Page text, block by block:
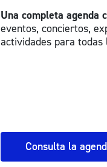
Una completa
eventos, conciertos,
actividades para todas
Consulta la